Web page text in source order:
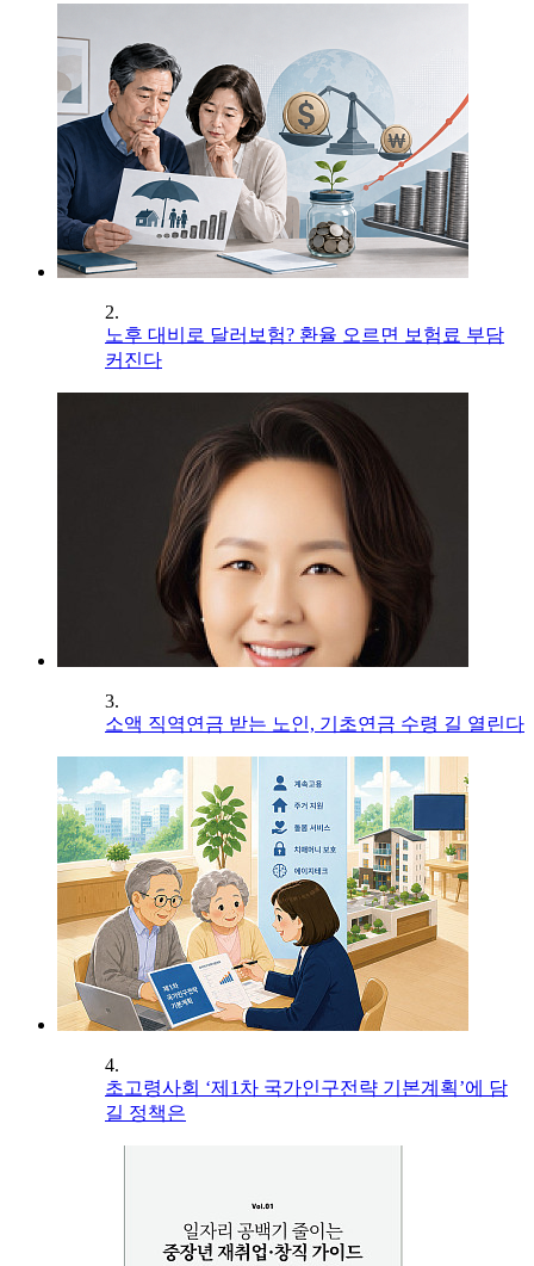
2.
노후 대비로 달러보험? 환율 오르면 보험료 부담
커진다
3.
소액 직역연금 받는 노인, 기초연금 수령 길 열린다
4.
초고령사회 ‘제1차 국가인구전략 기본계획’에 담
길 정책은